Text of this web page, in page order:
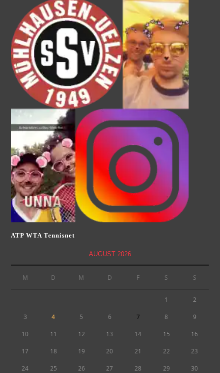
ATP WTA Tennisnet
AUGUST 2026
M D M D F S S
1 2
3 4 5 6 7 8 9
10 11 12 13 14 15 16
17 18 19 20 21 22 23
24 25 26 27 28 29 30